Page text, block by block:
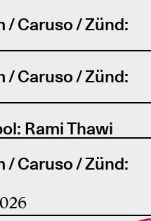
/ Caruso / Zünd:
/ Caruso / Zünd:
Rami Thawi
/ Caruso / Zünd: